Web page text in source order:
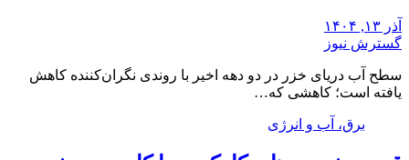
آذر ۱۳, ۱۴۰۴
گسترش نیوز
سطح آب دریای خزر در دو دهه اخیر با روندی نگران‌کننده کاهش
یافته است؛ کاهشی که…
برق، آب و انرژی